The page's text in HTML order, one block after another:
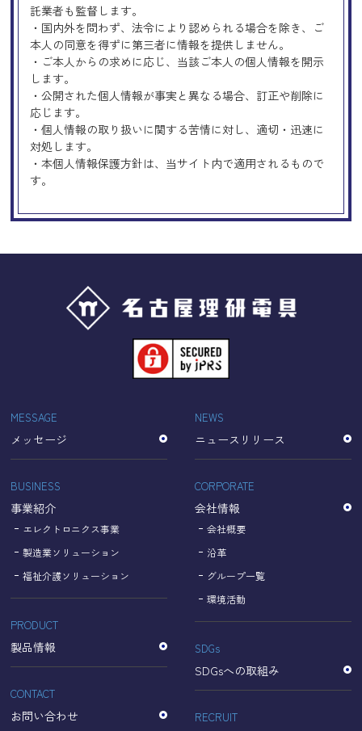
託業者も監督します。
・国内外を問わず、法令により認められる場合を除き、ご
本人の同意を得ずに第三者に情報を提供しません。
・ご本人からの求めに応じ、当該ご本人の個人情報を開示
します。
・公開された個人情報が事実と異なる場合、訂正や削除に
応じます。
・個人情報の取り扱いに関する苦情に対し、適切・迅速に
対処します。
・本個人情報保護方針は、当サイト内で適用されるもので
す。
Googleアナリティクスの使用につい
当サイトでは、より良いサービスの提供、またユーザビリ
ティの向上のため、Googleアナリティクスを使用し、当サ
イトの利用状況などのデータ収集及び解析を行っておりま
す。その際、「Cookie」を通じて、Googleがお客様のIPア
ドレスなどの情報を収集する場合がありますが、
「Cookie」で収集される情報は個人を特定できるものでは
収集されたデータはGoogleのプライバシーポリシーにおい
て管理されます。
なお、当サイトのご利用をもって、上述の方法・目的にお
いてGoogle及び当サイトが行うデータ処理に関し、お客様
【Googleのプライバシーポリシー】
https://policies.google.com/privacy?hl=ja
https://policies.google.com/technologies/partner-sites?
hl=ja
個人情報に関するお問い合わせ窓口
名古屋理研電具株式会社
TEL：052-833-1248
MESSAGE
メッセージ
BUSINESS
事業紹介
エレクトロニクス事業
製造業ソリューション
福祉介護ソリューション
PRODUCT
製品情報
CONTACT
お問い合わせ
NEWS
ニュースリリース
CORPORATE
会社情報
会社概要
沿革
グループ一覧
環境活動
SDGs
SDGsへの取組み
RECRUIT